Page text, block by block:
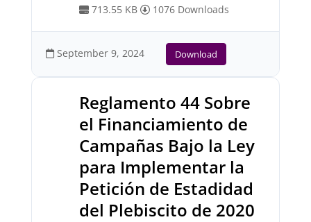
713.55 KB 1076 Downloads
September 9, 2024 Download
Reglamento 44 Sobre
el Financiamiento de
Campañas Bajo la Ley
para Implementar la
Petición de Estadidad
del Plebiscito de 2020